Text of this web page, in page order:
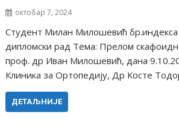
октобар 7, 2024
Студент Милан Милошевић
дипломски рад Тема: Прелом
проф. др Иван Милошевић, дана
Клиника за Ортопедију, Др Косте
ДЕТАЉНИЈЕ